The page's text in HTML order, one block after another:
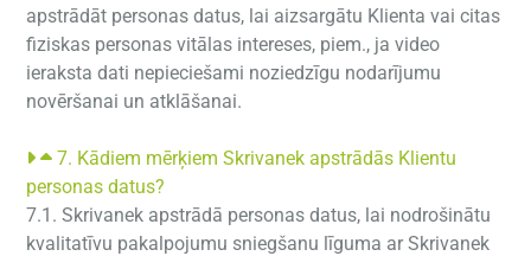
apstrādāt personas datus, lai aizsargātu Klienta vai citas
fiziskas personas vitālas intereses, piem., ja video
ieraksta dati nepieciešami noziedzīgu nodarījumu
novēršanai un atklāšanai.
7. Kādiem mērķiem Skrivanek apstrādās Klientu
personas datus?
7.1. Skrivanek apstrādā personas datus, lai nodrošinātu
kvalitatīvu pakalpojumu sniegšanu līguma ar Skrivanek